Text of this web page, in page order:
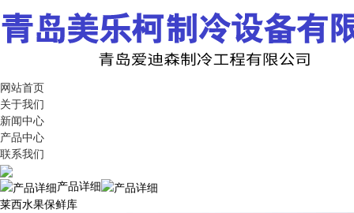
网站首页
关于我们
新闻中心
产品中心
联系我们
产品详细
莱西水果保鲜库